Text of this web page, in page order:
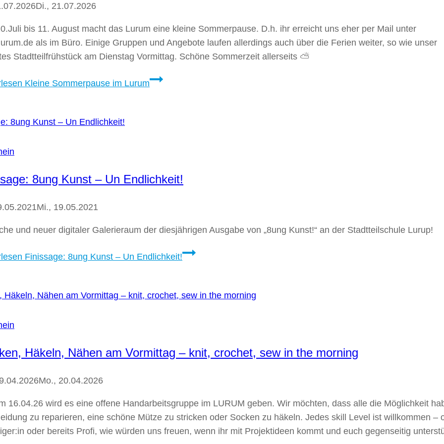
Di., 21.07.2026
bis 11. August macht das Lurum eine kleine Sommerpause. D.h. ihr erreicht uns eher per Mail unter
als im Büro. Einige Gruppen und Angebote laufen allerdings auch über die Ferien weiter, so wie unser
Stadtteilfrühstück am Dienstag Vormittag. Schöne Sommerzeit allerseits ⛅
Kleine Sommerpause im Lurum
8ung Kunst – Un Endlichkeit!
Mi., 19.05.2021
und neuer digitaler Galerieraum der diesjährigen Ausgabe von „8ung Kunst!“ an der Stadtteilschule Lurup!
Finissage: 8ung Kunst – Un Endlichkeit!
Häkeln, Nähen am Vormittag – knit, crochet, sew in the morning
Mo., 20.04.2026
16.04.26 wird es eine offene Handarbeitsgruppe im LURUM geben. Wir möchten, dass alle die Möglichkeit
zu reparieren, eine schöne Mütze zu stricken oder Socken zu häkeln. Jedes skill Level ist willkommen –
oder bereits Profi, wie würden uns freuen, wenn ihr mit Projektideen kommt und euch gegenseitig